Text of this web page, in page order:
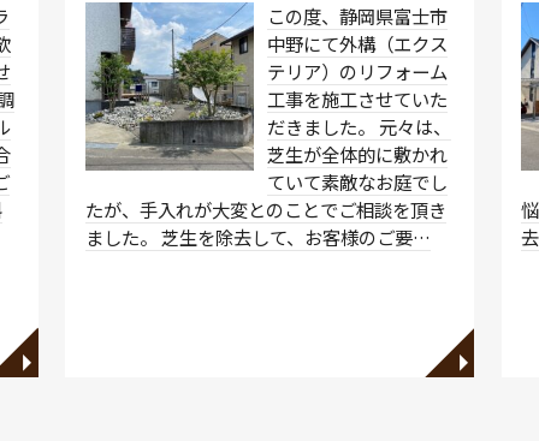
◥
この度、静岡県富士市
中野にて外構（エクス
テリア）のリフォーム
工事を施工させていた
だきました。 元々は、
芝生が全体的に敷かれ
ていて素敵なお庭でし
たが、手入れが大変とのことでご相談を頂き
ました。 芝生を除去して、お客様のご要…
◥